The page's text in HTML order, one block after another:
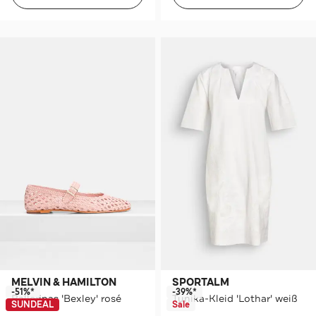
MELVIN & HAMILTON
Ballerinas 'Bexley' rosé
-51%*
SUNDEAL
SPORTALM
Tunika-Kleid 'Lothar' weiß
-39%*
Sale